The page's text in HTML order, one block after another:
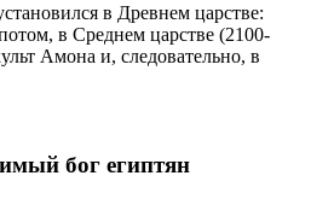
в Древнем царстве:
в Среднем царстве (2100-
Амона и, следовательно, в
бог египтян